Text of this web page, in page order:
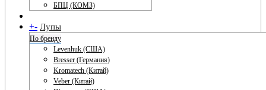
БПЦ (КОМЗ)
+- Лупы
По бренду
Levenhuk (США)
Bresser (Германия)
Kromatech (Китай)
Veber (Китай)